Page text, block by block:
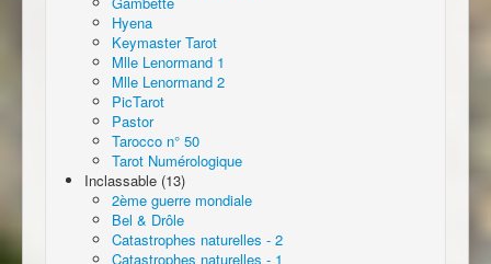
Hyena
Keymaster Tarot
Mlle Lenormand 1
Mlle Lenormand 2
PicTarot
Pastor
Tarocco n° 50
Tarot Numérologique
Inclassable (13)
2ème guerre mondiale
Bel & Drôle
Catastrophes naturelles - 2
Catastrophes naturelles - 1